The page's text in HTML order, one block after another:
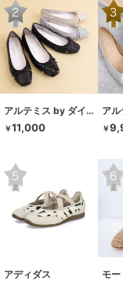
アルテミス by ダイアナ
￥11,000 ￥
アディダス モー